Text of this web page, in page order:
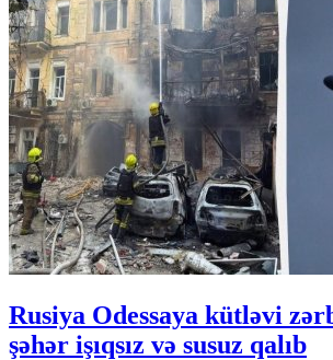
Rusiya Odessaya kütləvi
şəhər işıqsız və susuz qalıb